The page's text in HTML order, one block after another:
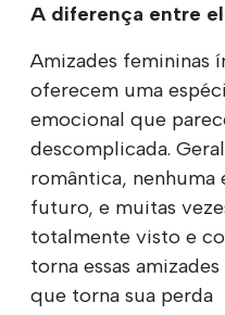
A diferença entre
Amizades femininas
oferecem uma
emocional que
descomplicada.
romântica, nenhuma
futuro, e muitas
totalmente visto e
torna essas
que torna sua perda